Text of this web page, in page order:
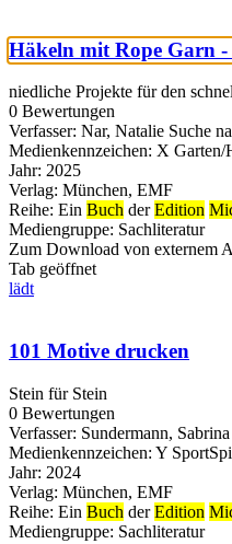
Häkeln mit Rope Garn -
niedliche Projekte für den
0 Bewertungen
Verfasser: Nar, Natalie Suche
Medienkennzeichen: X Garten/
Jahr: 2025
Verlag: München, EMF
Reihe: Ein Buch derEdition
Mediengruppe: Sachliteratur
Zum Download von externem
Tab geöffnet
lädt
101 Motive drucken
Stein für Stein
0 Bewertungen
Verfasser: Sundermann, Sabrina
Medienkennzeichen: Y
Jahr: 2024
Verlag: München, EMF
Reihe: Ein Buch derEdition
Mediengruppe: Sachliteratur